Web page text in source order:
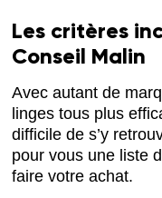
Les critères
Conseil Malin
Avec autant de
linges tous plus
difficile de s’y
pour vous une liste
faire votre achat.